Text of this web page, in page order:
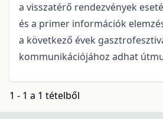
a visszatérő rendezvények
és a primer információk
a következő évek
kommunikációjához adhat
1 - 1 a 1 tételből